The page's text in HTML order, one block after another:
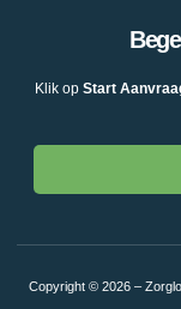
Klik op Start
Copyright © 2026 –